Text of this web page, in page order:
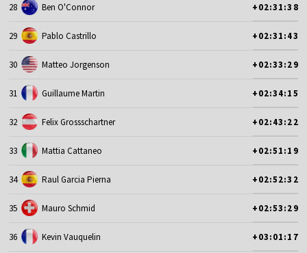
28 Ben O'Connor +02:31:38
29 Pablo Castrillo +02:31:43
30 Matteo Jorgenson +02:33:29
31 Guillaume Martin +02:34:15
32 Felix Grossschartner +02:43:22
33 Mattia Cattaneo +02:51:19
34 Raul Garcia Pierna +02:52:32
35 Mauro Schmid +02:53:29
36 Kevin Vauquelin +03:01:17